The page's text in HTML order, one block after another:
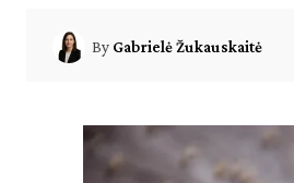
By Gabrielė Žukauskaitė